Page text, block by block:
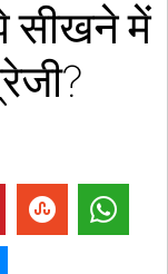
सीखने में